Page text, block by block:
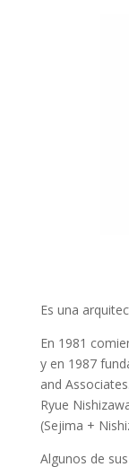
Es una
En 1981
y en 1987
and
Ryue
(Sejima +
Algunos de